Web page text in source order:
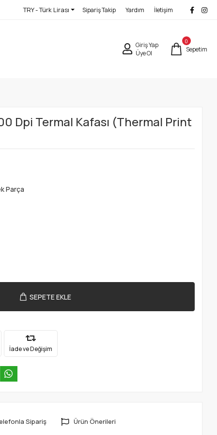
TRY - Türk Lirası Sipariş Takip Yardım İletişim
Giriş Yap
Üye Ol
0
Sepetim
Dpi Termal Kafası (Thermal Print
Parça
SEPETE EKLE
İade ve Değişim
Sipariş Ürün Önerileri